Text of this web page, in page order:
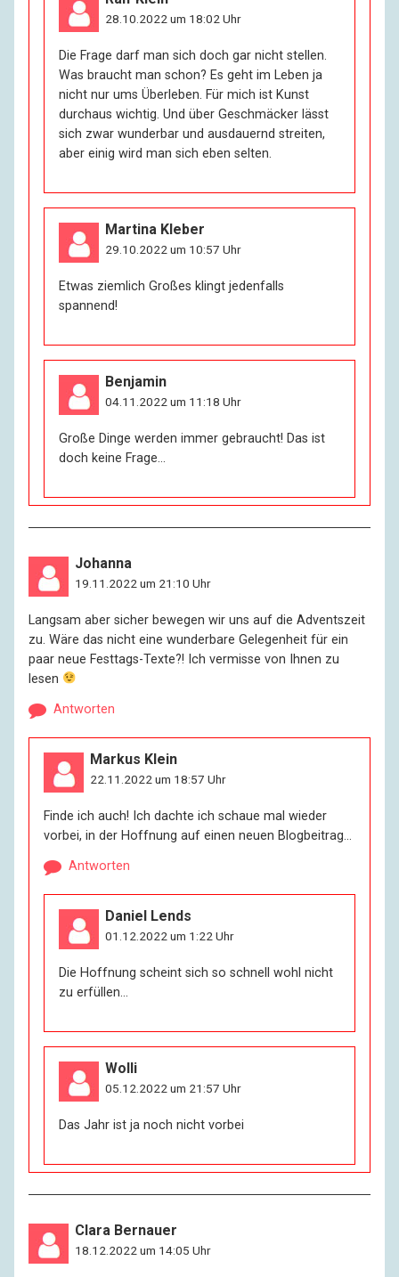
28.10.2022 um 18:02 Uhr
Die Frage darf man sich doch gar nicht stellen.
Was braucht man schon? Es geht im Leben ja
nicht nur ums Überleben. Für mich ist Kunst
durchaus wichtig. Und über Geschmäcker lässt
sich zwar wunderbar und ausdauernd streiten,
aber einig wird man sich eben selten.
Martina Kleber
29.10.2022 um 10:57 Uhr
Etwas ziemlich Großes klingt jedenfalls
spannend!
Benjamin
04.11.2022 um 11:18 Uhr
Große Dinge werden immer gebraucht! Das ist
doch keine Frage…
Johanna
19.11.2022 um 21:10 Uhr
Langsam aber sicher bewegen wir uns auf die Adventszeit
zu. Wäre das nicht eine wunderbare Gelegenheit für ein
paar neue Festtags-Texte?! Ich vermisse von Ihnen zu
lesen
Antworten
Markus Klein
22.11.2022 um 18:57 Uhr
Finde ich auch! Ich dachte ich schaue mal wieder
vorbei, in der Hoffnung auf einen neuen Blogbeitrag…
Antworten
Daniel Lends
01.12.2022 um 1:22 Uhr
Die Hoffnung scheint sich so schnell wohl nicht
zu erfüllen…
Wolli
05.12.2022 um 21:57 Uhr
Das Jahr ist ja noch nicht vorbei
Clara Bernauer
18.12.2022 um 14:05 Uhr